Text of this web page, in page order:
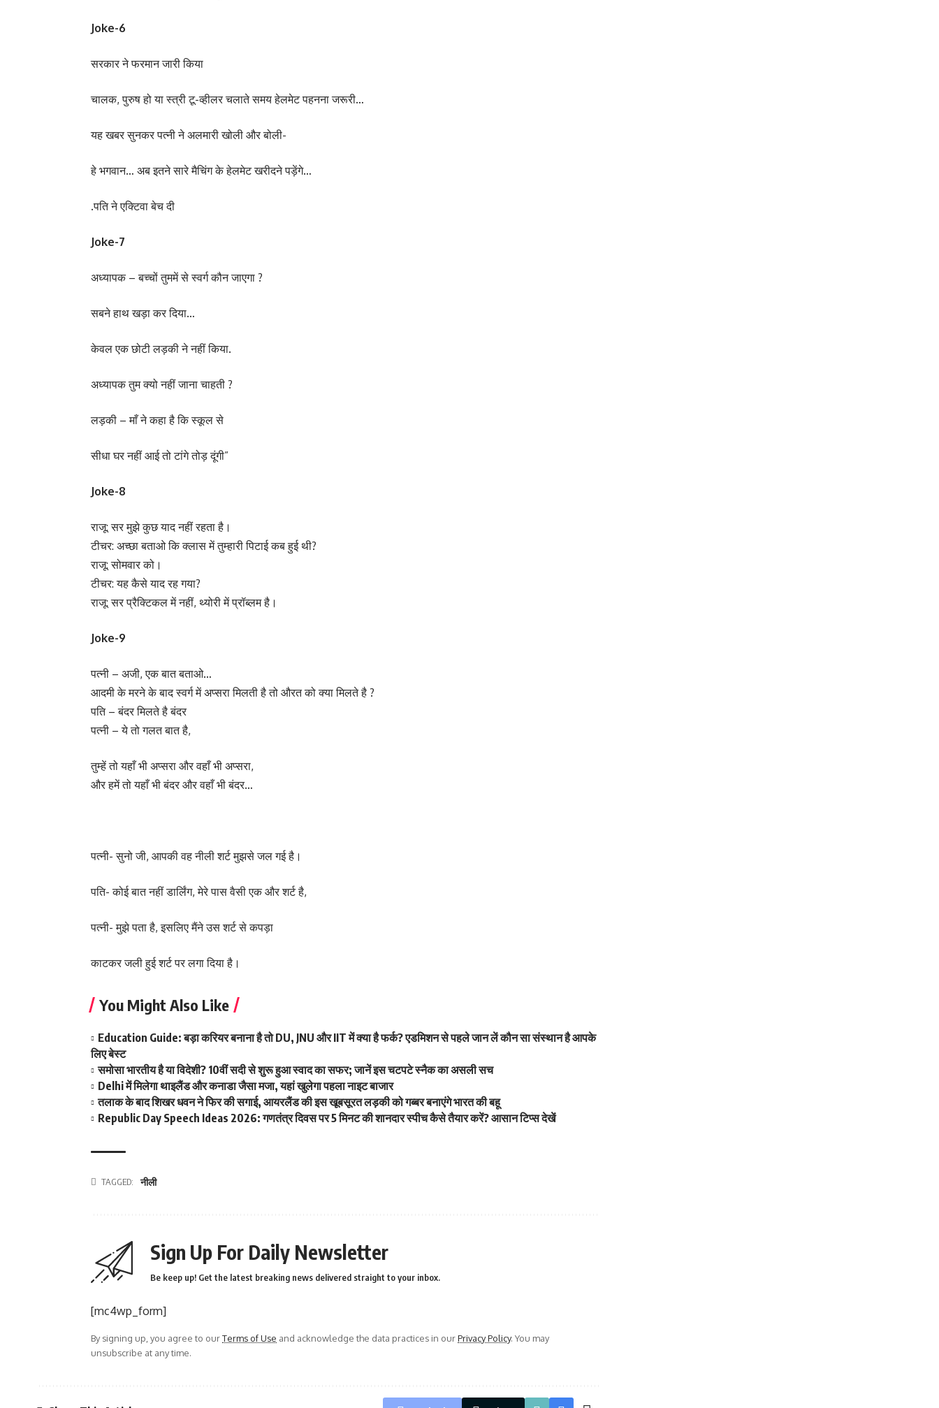
Joke-6
सरकार ने फरमान जारी किया
चालक, पुरुष हो या स्त्री टू-व्हीलर चलाते समय हेलमेट पहनना जरूरी…
यह खबर सुनकर पत्नी ने अलमारी खोली और बोली-
हे भगवान… अब इतने सारे मैचिंग के हेलमेट खरीदने पड़ेंगे…
.पति ने एक्टिवा बेच दी
Joke-7
अध्यापक – बच्चों तुममें से स्वर्ग कौन जाएगा ?
सबने हाथ खड़ा कर दिया…
केवल एक छोटी लड़की ने नहीं किया.
अध्यापक तुम क्यो नहीं जाना चाहती ?
लड़की – माँ ने कहा है कि स्कूल से
सीधा घर नहीं आई तो टांगे तोड़ दूंगी”
Joke-8
राजू: सर मुझे कुछ याद नहीं रहता है।
टीचर: अच्छा बताओ कि क्लास में तुम्हारी पिटाई कब हुई थी?
राजू: सोमवार को।
टीचर: यह कैसे याद रह गया?
राजू: सर प्रैक्टिकल में नहीं, थ्योरी में प्रॉब्लम है।
Joke-9
पत्नी – अजी, एक बात बताओ…
आदमी के मरने के बाद स्वर्ग में अप्सरा मिलती है तो औरत को क्या मिलते है ?
पति – बंदर मिलते है बंदर
पत्नी – ये तो गलत बात है,
तुम्हें तो यहाँ भी अप्सरा और वहाँ भी अप्सरा,
और हमें तो यहाँ भी बंदर और वहाँ भी बंदर…
पत्नी- सुनो जी, आपकी वह नीली शर्ट मुझसे जल गई है।
पति- कोई बात नहीं डार्लिंग, मेरे पास वैसी एक और शर्ट है,
पत्नी- मुझे पता है, इसलिए मैंने उस शर्ट से कपड़ा
काटकर जली हुई शर्ट पर लगा दिया है।
You Might Also Like
Education Guide: बड़ा करियर बनाना है तो DU, JNU और IIT में क्या है फर्क? एडमिशन से पहले जान लें कौन सा संस्थान है आपके
लिए बेस्ट
समोसा भारतीय है या विदेशी? 10वीं सदी से शुरू हुआ स्वाद का सफर; जानें इस चटपटे स्नैक का असली सच
Delhi में मिलेगा थाइलैंड और कनाडा जैसा मजा, यहां खुलेगा पहला नाइट बाजार
तलाक के बाद शिखर धवन ने फिर की सगाई, आयरलैंड की इस खूबसूरत लड़की को गब्बर बनाएंगे भारत की बहू
Republic Day Speech Ideas 2026: गणतंत्र दिवस पर 5 मिनट की शानदार स्पीच कैसे तैयार करें? आसान टिप्स देखें
TAGGED: नीली
Sign Up For Daily Newsletter
Be keep up! Get the latest breaking news delivered straight to your inbox.
[mc4wp_form]
By signing up, you agree to ourTerms of Use and acknowledge the data practices in ourPrivacy Policy. You may
unsubscribe at any time.